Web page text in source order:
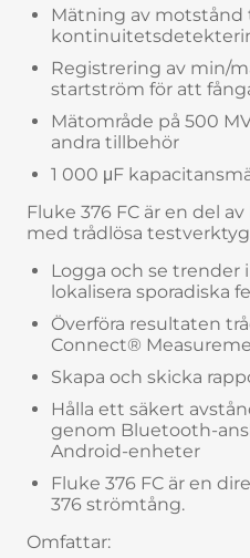
Mätning av motstånd
Registrering av min/
startström för att
Mätområde på 500
andra tillbehör
1 000 μF
Fluke 376 FC är en del
med trådlösa
Logga och se trender
lokalisera sporadiska
Överföra resultaten
Connect®
Skapa och skicka
Hålla ett säkert
genom Bluetooth-
Android-enheter
Fluke 376 FC är en
376 strömtång.
Omfattar: